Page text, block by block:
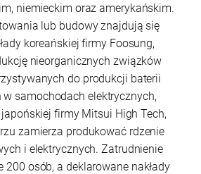
niemieckim oraz amerykańskim.
lub budowy znajdują się
koreańskiej firmy Foosung,
nieorganicznych związków
do produkcji baterii
samochodach elektrycznych,
firmy Mitsui High Tech,
zamierza produkować rdzenie
i elektrycznych. Zatrudnienie
200 osób, a deklarowane nakłady